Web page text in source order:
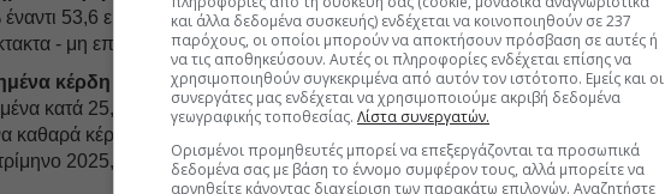
53,6 εκατ. ευρώ το α’ τρίμηνο 2025, μη συμπεριλαμβάνοντας τα
- μη επαναλαμβανόμενα κονδύλια.
κέρδη προ φόρων περιόδουδιαμορφώθηκαν στα 63,4 εκατ.
κατά 25,1% έναντι 50,7 εκατ. ευρώ για το α’ τρίμηνο 2025, ενώ τα
καθαρά κέρδη διαμορφώθηκαν στα 49,1 εκατ. ευρώ έναντι 38,6 εκατ.
2025, αυξημένα κατά 27%.
και άλλα δεδομένα συσκευής) ενδέχεται να κοινοποιηθούν σε 237
παρόχους, οι οποίοι μπορούν να αποκτήσουν πρόσβαση σε αυτές ή
να τις αποθηκεύσουν. Αυτές οι πληροφορίες ενδέχεται επίσης να
χρησιμοποιηθούν συγκεκριμένα από αυτόν τον ιστότοπο. Εμείς και οι
συνεργάτες μας ενδέχεται να χρησιμοποιούμε ακριβή δεδομένα
γεωγραφικής τοποθεσίας. Λίστα συνεργατών.
Ορισμένοι προμηθευτές μπορεί να επεξεργάζονται τα προσωπικά
δεδομένα σας με βάση το έννομο συμφέρον τους, αλλά μπορείτε να
αρνηθείτε κάνοντας διαχείριση των παρακάτω επιλογών. Αναζητήστε